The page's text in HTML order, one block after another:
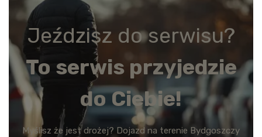
Jeździsz do serwisu?
To serwis przyjedzie
do Ciebie!
Myślisz że jest drożej? Dojazd na terenie Bydgoszczy